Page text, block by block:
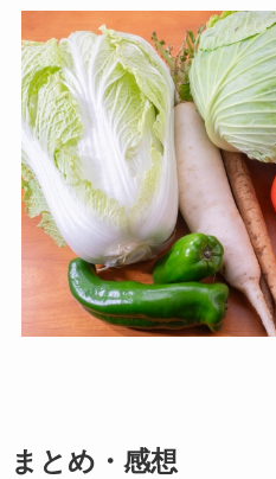
まとめ・感想